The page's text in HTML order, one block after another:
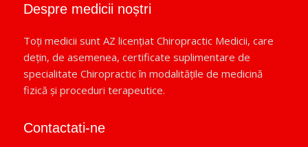
Despre medicii noștri
Toți medicii sunt AZ licențiat Chiropractic Medicii, care
dețin, de asemenea, certificate suplimentare de
specialitate Chiropractic în modalitățile de medicină
fizică și proceduri terapeutice.
Contactati-ne